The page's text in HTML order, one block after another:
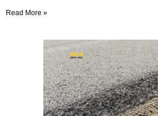
Read More »